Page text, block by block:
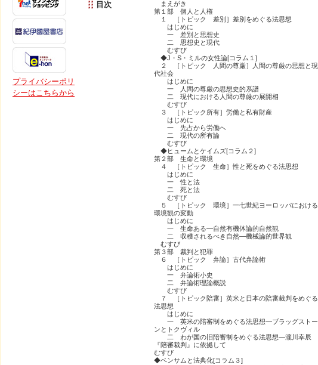
プライバシーポリ
シーはこちらから
目次
まえがき
第１部 個人と人権
１ ［トピック 差別］差別をめぐる法思想
はじめに
一 差別と思想史
二 思想史と現代
むすび
◆J・S・ミルの女性論[コラム１]
２ ［トピック 人間の尊厳］人間の尊厳の思想と現
代社会
はじめに
一 人間の尊厳の思想史的系譜
二 現代における人間の尊厳の展開相
むすび
３ ［トピック所有］労働と私有財産
はじめに
一 先占から労働へ
二 現代の所有論
むすび
◆ヒュームとケイムズ[コラム２]
第２部 生命と環境
４ ［トピック 生命］性と死をめぐる法思想
はじめに
一 性と法
二 死と法
むすび
５ ［トピック 環境］一七世紀ヨーロッパにおける
環境観の変動
はじめに
一 生命ある―自然有機体論的自然観
二 収穫されるべき自然―機械論的世界観
むすび
第３部 裁判と犯罪
６ ［トピック 弁論］古代弁論術
はじめに
一 弁論術小史
二 弁論術理論概説
むすび
７ ［トピック陪審］英米と日本の陪審裁判をめぐる
法思想
はじめに
一 英米の陪審制をめぐる法思想―ブラッグストー
ンとトクヴィル
二 わが国の旧陪審制をめぐる法思想―瀧川幸辰
『陪審裁判』に依拠して
むすび
◆ベンサムと法典化[コラム３]